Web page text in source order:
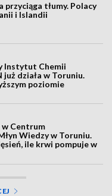
przyciąga tłumy. Polacy
i Islandii
Instytut Chemii
już działa w Toruniu.
poziomie
w Centrum
Wiedzy w Toruniu.
ile krwi pompuje w